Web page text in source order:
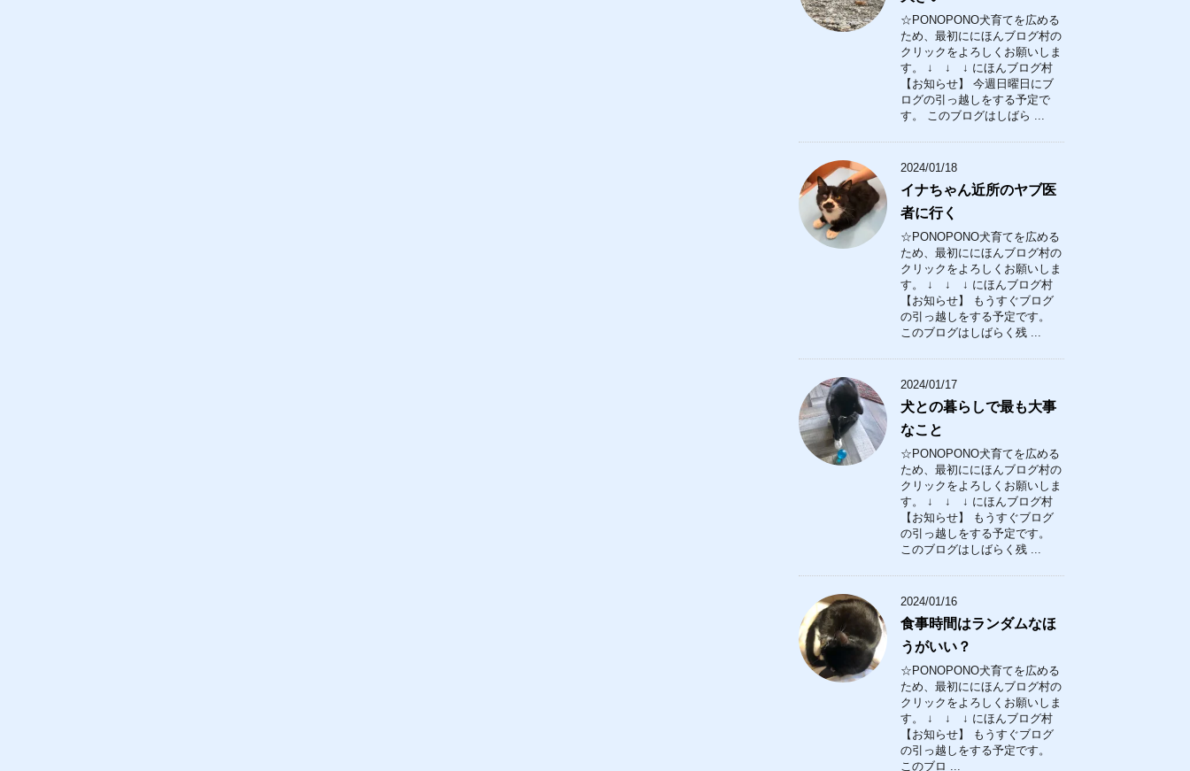
☆PONOPONO犬育てを広める
ため、最初ににほんブログ村の
クリックをよろしくお願いしま
す。 ↓ ↓ ↓ にほんブログ村
【お知らせ】 今週日曜日にブ
ログの引っ越しをする予定で
す。 このブログはしばら ...
2024/01/18
イナちゃん近所のヤブ医
者に行く
☆PONOPONO犬育てを広める
ため、最初ににほんブログ村の
クリックをよろしくお願いしま
す。 ↓ ↓ ↓ にほんブログ村
【お知らせ】 もうすぐブログ
の引っ越しをする予定です。
このブログはしばらく残 ...
2024/01/17
犬との暮らしで最も大事
なこと
☆PONOPONO犬育てを広める
ため、最初ににほんブログ村の
クリックをよろしくお願いしま
す。 ↓ ↓ ↓ にほんブログ村
【お知らせ】 もうすぐブログ
の引っ越しをする予定です。
このブログはしばらく残 ...
2024/01/16
食事時間はランダムなほ
うがいい？
☆PONOPONO犬育てを広める
ため、最初ににほんブログ村の
クリックをよろしくお願いしま
す。 ↓ ↓ ↓ にほんブログ村
【お知らせ】 もうすぐブログ
の引っ越しをする予定です。
このブロ ...